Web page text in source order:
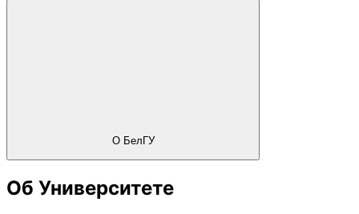
О БелГУ
Об Университете